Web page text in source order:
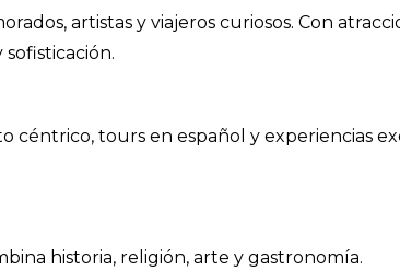
artistas y viajeros curiosos. Con
tours en español y experiencias
historia, religión, arte y gastronomía.